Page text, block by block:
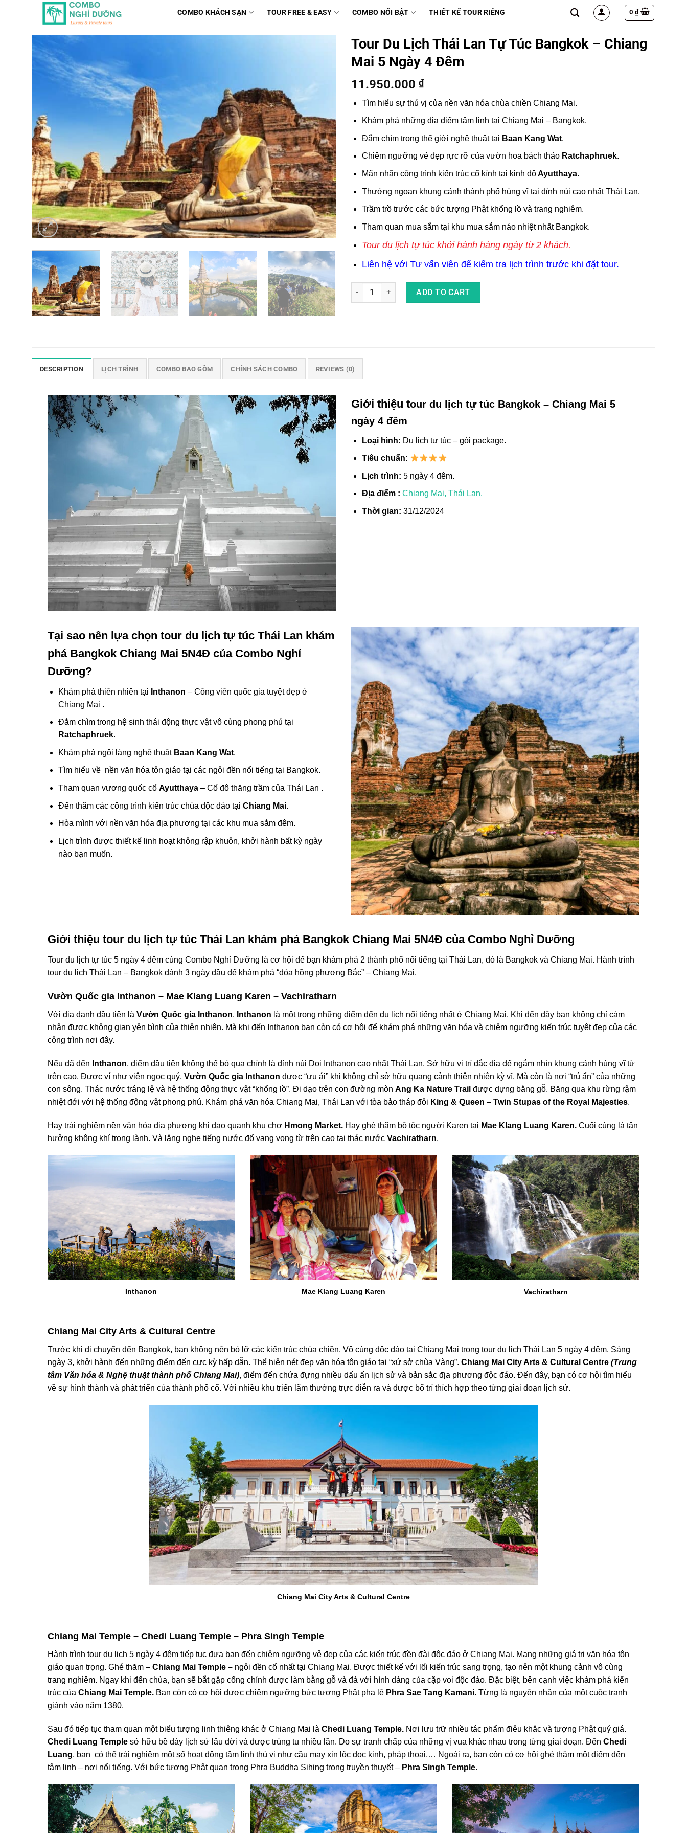
COMBO KHÁCH SẠN TOUR FREE & EASY COMBO NỔI BẬT THIẾT KẾ TOUR RIÊNG 0 ₫
Tour Du Lịch Thái Lan Tự Túc Bangkok – Chiang
Mai 5 Ngày 4 Đêm
11.950.000 ₫
Tìm hiểu sự thú vị của nền văn hóa chùa chiền Chiang Mai.
Khám phá những địa điểm tâm linh tại Chiang Mai – Bangkok.
Đắm chìm trong thế giới nghệ thuật tại Baan Kang Wat.
Chiêm ngưỡng vẻ đẹp rực rỡ của vườn hoa bách thảo Ratchaphruek.
Mãn nhãn công trình kiến trúc cổ kính tại kinh đôAyutthaya.
Thưởng ngoạn khung cảnh thành phố hùng vĩ tại đỉnh núi cao nhất Thái Lan.
Trầm trồ trước các bức tượng Phật khổng lồ và trang nghiêm.
Tham quan mua sắm tại khu mua sắm náo nhiệt nhất Bangkok.
Tour du lịch tự túc khởi hành hàng ngày từ 2 khách.
Liên hệ với Tư vấn viên để kiểm tra lịch trình trước khi đặt tour.
Tour Du Lịch Thái Lan Tự Túc Bangkok - Chiang Mai 5 Ngày 4 Đêm quantity
ADD TO CART
DESCRIPTION LỊCH TRÌNH COMBO BAO GỒM CHÍNH SÁCH COMBO REVIEWS (0)
Giới thiệu tour du lịch tự túc Bangkok – Chiang Mai 5
ngày 4 đêm
Loại hình: Du lịch tự túc – gói package.
Tiêu chuẩn:
Lịch trình: 5 ngày 4 đêm.
Địa điểm : Chiang Mai, Thái Lan.
Thời gian: 31/12/2024
Tại sao nên lựa chọn tour du lịch tự túc Thái Lan khám
phá Bangkok Chiang Mai 5N4Đ của Combo Nghỉ
Dưỡng?
Khám phá thiên nhiên tại Inthanon – Công viên quốc gia tuyệt đẹp ở
Chiang Mai .
Đắm chìm trong hệ sinh thái động thực vật vô cùng phong phú tại
Ratchaphruek.
Khám phá ngôi làng nghệ thuật Baan Kang Wat.
Tìm hiểu về nền văn hóa tôn giáo tại các ngôi đền nổi tiếng tại Bangkok.
Tham quan vương quốc cổ Ayutthaya – Cố đô thăng trầm của Thái Lan .
Đến thăm các công trình kiến trúc chùa độc đáo tại Chiang Mai.
Hòa mình với nền văn hóa địa phương tại các khu mua sắm đêm.
Lịch trình được thiết kế linh hoạt không rập khuôn, khởi hành bất kỳ ngày
nào bạn muốn.
Giới thiệu tour du lịch tự túc Thái Lan khám phá Bangkok Chiang Mai 5N4Đ của Combo Nghỉ Dưỡng
Tour du lịch tự túc 5 ngày 4 đêm cùng Combo Nghỉ Dưỡng là cơ hội để bạn khám phá 2 thành phố nổi tiếng tại Thái Lan, đó là Bangkok và Chiang Mai. Hành trình
tour du lịch Thái Lan – Bangkok dành 3 ngày đầu để khám phá “đóa hồng phương Bắc” – Chiang Mai.
Vườn Quốc gia Inthanon – Mae Klang Luang Karen – Vachiratharn
Với địa danh đầu tiên là Vườn Quốc gia Inthanon. Inthanon là một trong những điểm đến du lịch nổi tiếng nhất ở Chiang Mai. Khi đến đây bạn không chỉ cảm
nhận được không gian yên bình của thiên nhiên. Mà khi đến Inthanon bạn còn có cơ hội để khám phá những văn hóa và chiêm ngưỡng kiến trúc tuyệt đẹp của các
công trình nơi đây.
Nếu đã đến Inthanon, điểm đầu tiên không thể bỏ qua chính là đỉnh núi Doi Inthanon cao nhất Thái Lan. Sở hữu vị trí đắc địa để ngắm nhìn khung cảnh hùng vĩ từ
trên cao. Được ví như viên ngọc quý, Vườn Quốc gia Inthanon được “ưu ái” khi không chỉ sở hữu quang cảnh thiên nhiên kỳ vĩ. Mà còn là nơi “trú ẩn” của những
con sông. Thác nước tráng lệ và hệ thống động thực vật “khổng lồ”. Đi dạo trên con đường mòn Ang Ka Nature Trail được dựng bằng gỗ. Băng qua khu rừng rậm
nhiệt đới với hệ thống động vật phong phú. Khám phá văn hóa Chiang Mai, Thái Lan với tòa bảo tháp đôi King & Queen – Twin Stupas of the Royal Majesties.
Hay trải nghiệm nền văn hóa địa phương khi dạo quanh khu chợ Hmong Market. Hay ghé thăm bộ tộc người Karen tại Mae Klang Luang Karen. Cuối cùng là tận
hưởng không khí trong lành. Và lắng nghe tiếng nước đổ vang vọng từ trên cao tại thác nước Vachiratharn.
Inthanon Mae Klang Luang Karen Vachiratharn
Chiang Mai City Arts & Cultural Centre
Trước khi di chuyển đến Bangkok, bạn không nên bỏ lỡ các kiến trúc chùa chiền. Vô cùng độc đáo tại Chiang Mai trong tour du lịch Thái Lan 5 ngày 4 đêm. Sáng
ngày 3, khởi hành đến những điểm đến cực kỳ hấp dẫn. Thể hiện nét đẹp văn hóa tôn giáo tại “xứ sở chùa Vàng”. Chiang Mai City Arts & Cultural Centre (Trung
tâm Văn hóa & Nghệ thuật thành phố Chiang Mai), điểm đến chứa đựng nhiều dấu ấn lịch sử và bản sắc địa phương độc đáo. Đến đây, bạn có cơ hội tìm hiểu
về sự hình thành và phát triển của thành phố cổ. Với nhiều khu triển lãm thường trực diễn ra và được bố trí thích hợp theo từng giai đoạn lịch sử.
Chiang Mai City Arts & Cultural Centre
Chiang Mai Temple – Chedi Luang Temple – Phra Singh Temple
Hành trình tour du lịch 5 ngày 4 đêm tiếp tục đưa bạn đến chiêm ngưỡng vẻ đẹp của các kiến trúc đền đài độc đáo ở Chiang Mai. Mang những giá trị văn hóa tôn
giáo quan trọng. Ghé thăm – Chiang Mai Temple – ngôi đền cổ nhất tại Chiang Mai. Được thiết kế với lối kiến trúc sang trọng, tạo nên một khung cảnh vô cùng
trang nghiêm. Ngay khi đến chùa, bạn sẽ bắt gặp cổng chính được làm bằng gỗ và đá với hình dáng của cặp voi độc đáo. Đặc biệt, bên cạnh việc khám phá kiến
trúc của Chiang Mai Temple. Bạn còn có cơ hội được chiêm ngưỡng bức tượng Phật pha lê Phra Sae Tang Kamani. Từng là nguyên nhân của một cuộc tranh
giành vào năm 1380.
Sau đó tiếp tục tham quan một biểu tượng linh thiêng khác ở Chiang Mai là Chedi Luang Temple. Nơi lưu trữ nhiều tác phẩm điêu khắc và tượng Phật quý giá.
Chedi Luang Temple sở hữu bề dày lịch sử lâu đời và được trùng tu nhiều lần. Do sự tranh chấp của những vị vua khác nhau trong từng giai đoạn. Đến Chedi
Luang, bạn có thể trải nghiệm một số hoạt động tâm linh thú vị như cầu may xin lộc đọc kinh, pháp thoại,… Ngoài ra, bạn còn có cơ hội ghé thăm một điểm đến
tâm linh – nơi nổi tiếng. Với bức tượng Phật quan trọng Phra Buddha Sihing trong truyền thuyết – Phra Singh Temple.